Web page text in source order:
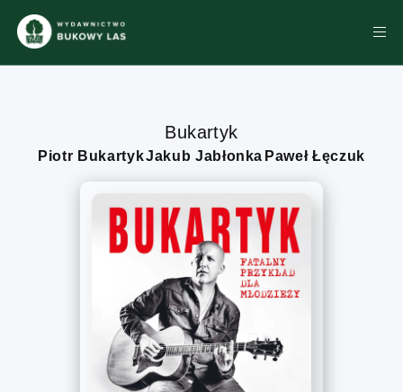
Bukartyk
Piotr BukartykJakub Jabłonka Paweł Łęczuk